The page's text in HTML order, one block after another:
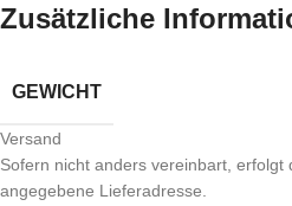
Zusätzliche
GEWICHT
Versand
Sofern nicht anders vereinbart, erfolgt
angegebene Lieferadresse.